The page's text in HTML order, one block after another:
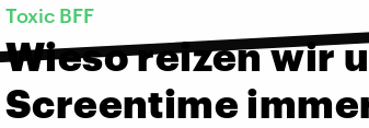
Toxic BFF
Wieso reizen wir
Screentime